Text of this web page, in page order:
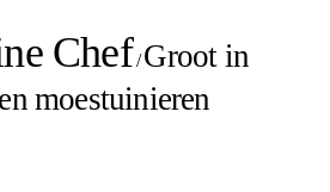
Chef/Groot in
moestuinieren